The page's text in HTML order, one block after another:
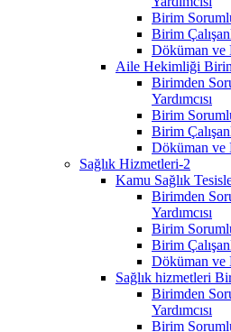
Birim
Birim
Döküman ve
Aile Hekimliği
Birimden
Yardımcısı
Birim
Birim
Döküman ve
Sağlık Hizmetleri-2
Kamu Sağlık
Birimden
Yardımcısı
Birim
Birim
Döküman ve
Sağlık hizmetleri
Birimden
Yardımcısı
Birim